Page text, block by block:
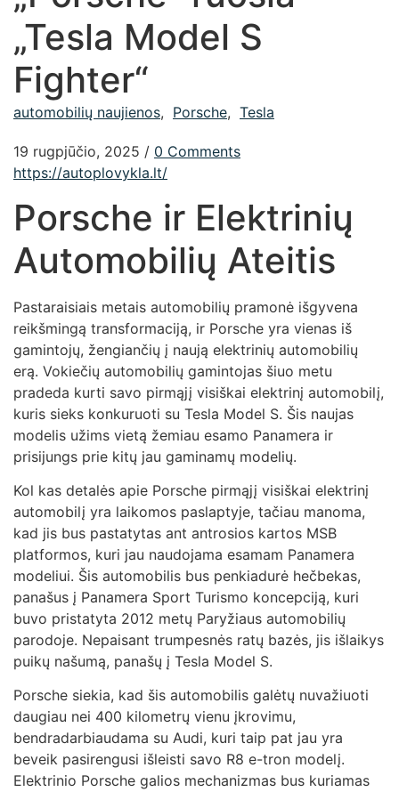
„Tesla Model S
Fighter“
automobilių naujienos, Porsche, Tesla
19 rugpjūčio, 2025 / 0 Comments
https://autoplovykla.lt/
Porsche ir Elektrinių
Automobilių Ateitis
Pastaraisiais metais automobilių pramonė išgyvena
reikšmingą transformaciją, ir Porsche yra vienas iš
gamintojų, žengiančių į naują elektrinių automobilių
erą. Vokiečių automobilių gamintojas šiuo metu
pradeda kurti savo pirmąjį visiškai elektrinį automobilį,
kuris sieks konkuruoti su Tesla Model S. Šis naujas
modelis užims vietą žemiau esamo Panamera ir
prisijungs prie kitų jau gaminamų modelių.
Kol kas detalės apie Porsche pirmąjį visiškai elektrinį
automobilį yra laikomos paslaptyje, tačiau manoma,
kad jis bus pastatytas ant antrosios kartos MSB
platformos, kuri jau naudojama esamam Panamera
modeliui. Šis automobilis bus penkiadurė hečbekas,
panašus į Panamera Sport Turismo koncepciją, kuri
buvo pristatyta 2012 metų Paryžiaus automobilių
parodoje. Nepaisant trumpesnės ratų bazės, jis išlaikys
puikų našumą, panašų į Tesla Model S.
Porsche siekia, kad šis automobilis galėtų nuvažiuoti
daugiau nei 400 kilometrų vienu įkrovimu,
bendradarbiaudama su Audi, kuri taip pat jau yra
beveik pasirengusi išleisti savo R8 e-tron modelį.
Elektrinio Porsche galios mechanizmas bus kuriamas